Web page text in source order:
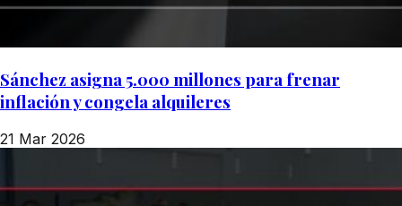
Sánchez asigna 5.000 millones para frenar
inflación y congela alquileres
21 Mar 2026